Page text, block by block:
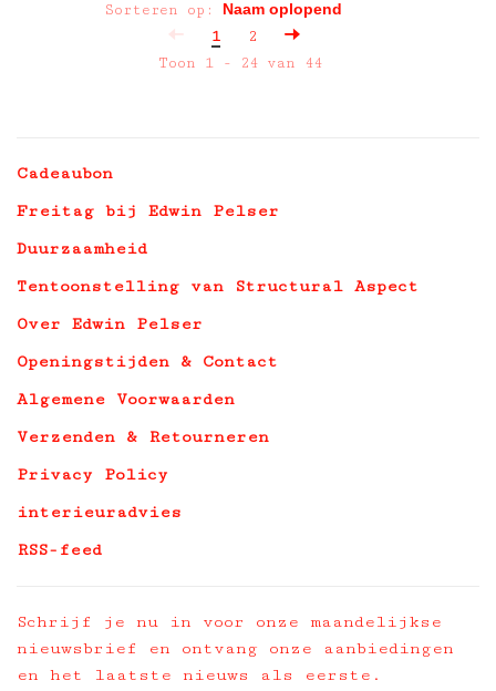
Sorteren op:
1
2
Toon 1 - 24 van 44
Cadeaubon
Freitag bij Edwin Pelser
Duurzaamheid
Tentoonstelling van Structural Aspect
Over Edwin Pelser
Openingstijden & Contact
Algemene Voorwaarden
Verzenden & Retourneren
Privacy Policy
interieuradvies
RSS-feed
Schrijf je nu in voor onze maandelijkse
nieuwsbrief en ontvang onze aanbiedingen
en het laatste nieuws als eerste.